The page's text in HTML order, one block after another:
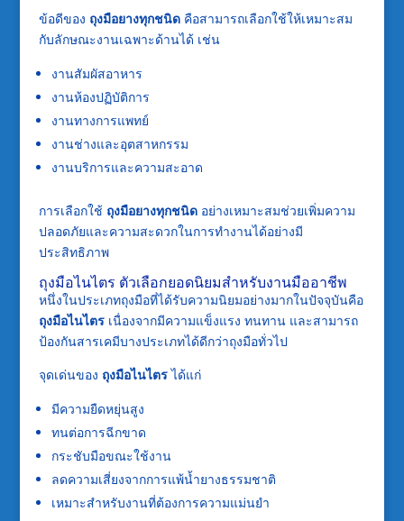
ข้อดีของ ถุงมือยางทุกชนิดคือสามารถเลือกใช้ให้เหมาะสม
กับลักษณะงานเฉพาะด้านได้ เช่น
งานสัมผัสอาหาร
งานห้องปฏิบัติการ
งานทางการแพทย์
งานช่างและอุตสาหกรรม
งานบริการและความสะอาด
การเลือกใช้ ถุงมือยางทุกชนิดอย่างเหมาะสมช่วยเพิ่มความ
ปลอดภัยและความสะดวกในการทำงานได้อย่างมี
ประสิทธิภาพ
ถุงมือไนไตร ตัวเลือกยอดนิยมสำหรับงานมืออาชีพ
หนึ่งในประเภทถุงมือที่ได้รับความนิยมอย่างมากในปัจจุบันคือ
ถุงมือไนไตรเนื่องจากมีความแข็งแรง ทนทาน และสามารถ
ป้องกันสารเคมีบางประเภทได้ดีกว่าถุงมือทั่วไป
จุดเด่นของ ถุงมือไนไตรได้แก่
มีความยืดหยุ่นสูง
ทนต่อการฉีกขาด
กระชับมือขณะใช้งาน
ลดความเสี่ยงจากการแพ้น้ำยางธรรมชาติ
เหมาะสำหรับงานที่ต้องการความแม่นยำ